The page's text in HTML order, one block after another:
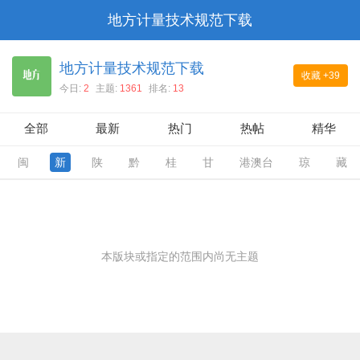
地方计量技术规范下载
收藏 +39
地方计量技术规范下载
今日:2 主题: 1361 排名: 13
全部 最新 热门 热帖 精华
闽 新 陕 黔 桂 甘 港澳台 琼 藏
本版块或指定的范围内尚无主题